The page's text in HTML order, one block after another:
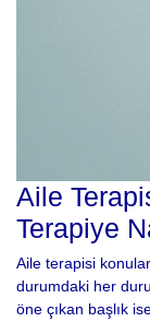
Aile
Terapiye
Aile terapisi
durumdaki her
öne çıkan başlık